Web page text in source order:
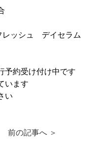
ッシュ デイセラム
予約受け付け中です
います
い
前の記事へ ＞